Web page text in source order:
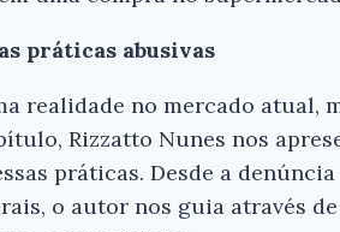
práticas abusivas
realidade no mercado atual,
Rizzatto Nunes nos
práticas. Desde a
o autor nos guia através